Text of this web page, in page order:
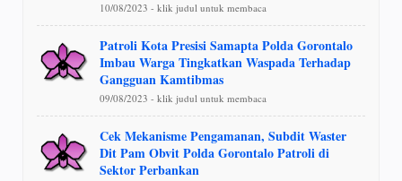
10/08/2023 - klik judul untuk membaca
Patroli Kota Presisi Samapta Polda Gorontalo
Imbau Warga Tingkatkan Waspada Terhadap
Gangguan Kamtibmas
09/08/2023 - klik judul untuk membaca
Cek Mekanisme Pengamanan, Subdit Waster
Dit Pam Obvit Polda Gorontalo Patroli di
Sektor Perbankan